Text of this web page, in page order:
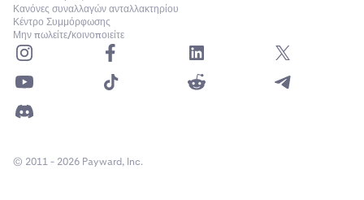
Αρχικό Περιθώριο = $8.000
Περιθώριο Διατήρησης = $4.000
Θέση Long Ethereum (ETH) με Διασταυρούμενο
Περιθώριο 100 ETHUSD @ $3.000
Αξία Θέσης = $300.000
Αρχικό Περιθώριο = $12.000
πορτοφολιού MC πέφτουν κάτω από το απαιτούμενο
περιθώριο διατήρησης για όλες τις θέσεις.
Account Margin Equity < Maintenance Margin for all
positions (Isolated and Cross)
Οι θέσεις διασταυρούμενου περιθωρίου στο πορτοφόλι
περιθώριο που παρακρατείται για μεμονωμένες θέσεις.
Κανόνες συναλλαγών ανταλλακτηρίου
Κέντρο Συμμόρφωσης
Μην πωλείτε/κοινοποιείτε
© 2011 - 2026 Payward, Inc.